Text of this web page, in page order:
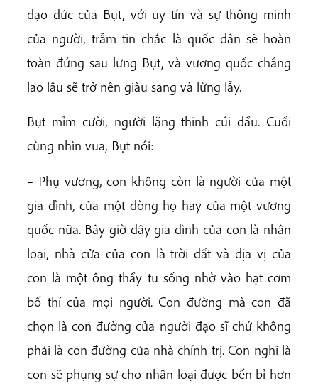
đạo đức của Bụt, với uy tín và sự thông minh
của người, trẫm tin chắc là quốc dân sẽ hoàn
toàn đứng sau lưng Bụt, và vương quốc chẳng
lao lâu sẽ trở nên giàu sang và lừng lẫy.
Bụt mỉm cười, người lặng thinh cúi đầu. Cuối
cùng nhìn vua, Bụt nói:
– Phụ vương, con không còn là người của một
gia đình, của một dòng họ hay của một vương
quốc nữa. Bây giờ đây gia đình của con là nhân
loại, nhà cửa của con là trời đất và địa vị của
con là một ông thầy tu sống nhờ vào hạt cơm
bố thí của mọi người. Con đường mà con đã
chọn là con đường của người đạo sĩ chứ không
phải là con đường của nhà chính trị. Con nghĩ là
con sẽ phụng sự cho nhân loại được bền bỉ hơn